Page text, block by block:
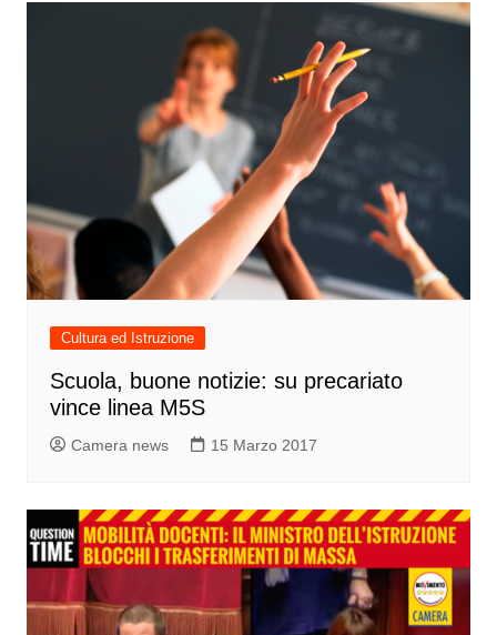
Cultura ed Istruzione
Scuola, buone notizie: su precariato
vince linea M5S
Camera news 15 Marzo 2017